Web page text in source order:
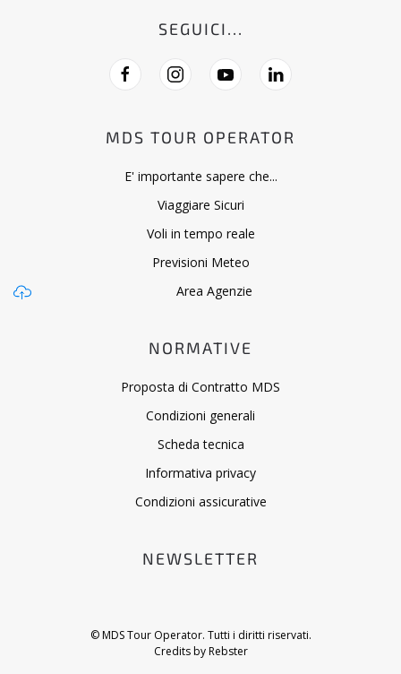
SEGUICI...
MDS TOUR OPERATOR
E' importante sapere che...
Viaggiare Sicuri
Voli in tempo reale
Previsioni Meteo
Area Agenzie
NORMATIVE
Proposta di Contratto MDS
Condizioni generali
Scheda tecnica
Informativa privacy
Condizioni assicurative
NEWSLETTER
© MDS Tour Operator. Tutti i diritti riservati.
Credits byRebster